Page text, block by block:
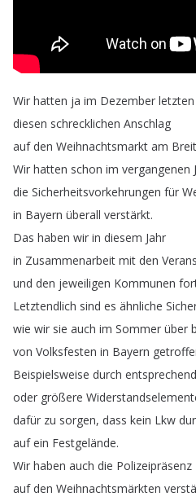
Wir hatten ja im Dezember letzten
diesen schrecklichen Anschlag
auf den Weihnachtsmarkt am
Wir hatten schon im vergangenen
die Sicherheitsvorkehrungen für
in Bayern überall verstärkt.
Das haben wir in diesem Jahr
in Zusammenarbeit mit den
und den jeweiligen Kommunen
Letztendlich sind es ähnliche
wie wir sie auch im Sommer über
von Volksfesten in Bayern
Beispielsweise durch
oder größere
dafür zu sorgen, dass kein Lkw
auf ein Festgelände.
Wir haben auch die Polizeipräsenz
auf den Weihnachtsmärkten